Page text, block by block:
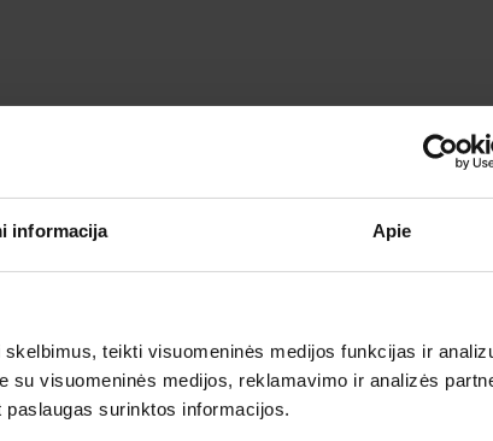
informacija Apie
teikti visuomeninės medijos funkcijas ir
su visuomeninės medijos, reklamavimo ir analizės
surinktos informacijos.